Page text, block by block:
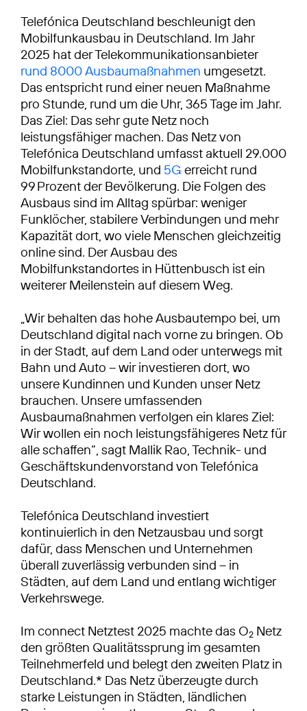
Telefónica Deutschland beschleunigt den
Mobilfunkausbau in Deutschland. Im Jahr
2025 hat der Telekommunikationsanbieter
rund 8000 Ausbaumaßnahmen umgesetzt.
Das entspricht rund einer neuen Maßnahme
pro Stunde, rund um die Uhr, 365 Tage im Jahr.
Das Ziel: Das sehr gute Netz noch
leistungsfähiger machen. Das Netz von
Telefónica Deutschland umfasst aktuell 29.000
Mobilfunkstandorte, und 5G erreicht rund
99 Prozent der Bevölkerung. Die Folgen des
Ausbaus sind im Alltag spürbar: weniger
Funklöcher, stabilere Verbindungen und mehr
Kapazität dort, wo viele Menschen gleichzeitig
online sind. Der Ausbau des
Mobilfunkstandortes in Hüttenbusch ist ein
weiterer Meilenstein auf diesem Weg.
„Wir behalten das hohe Ausbautempo bei, um
Deutschland digital nach vorne zu bringen. Ob
in der Stadt, auf dem Land oder unterwegs mit
Bahn und Auto – wir investieren dort, wo
unsere Kundinnen und Kunden unser Netz
brauchen. Unsere umfassenden
Ausbaumaßnahmen verfolgen ein klares Ziel:
Wir wollen ein noch leistungsfähigeres Netz für
alle schaffen“, sagt Mallik Rao, Technik- und
Geschäftskundenvorstand von Telefónica
Deutschland.
Telefónica Deutschland investiert
kontinuierlich in den Netzausbau und sorgt
dafür, dass Menschen und Unternehmen
überall zuverlässig verbunden sind – in
Städten, auf dem Land und entlang wichtiger
Verkehrswege.
Im connect Netztest 2025 machte das O2 Netz
den größten Qualitätssprung im gesamten
Teilnehmerfeld und belegt den zweiten Platz in
Deutschland.* Das Netz überzeugte durch
starke Leistungen in Städten, ländlichen